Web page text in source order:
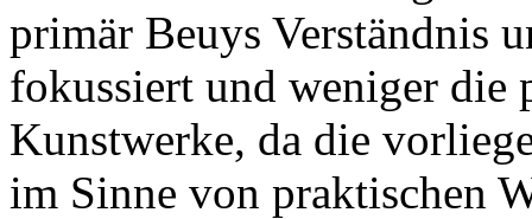
primär Beuys Verständnis
fokussiert und weniger die
Kunstwerke, da die
im Sinne von praktischen